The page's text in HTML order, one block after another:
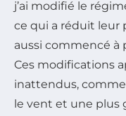
j’ai modifié le
ce qui a réduit leur
aussi commencé à
Ces modifications
inattendus,
le vent et une plus